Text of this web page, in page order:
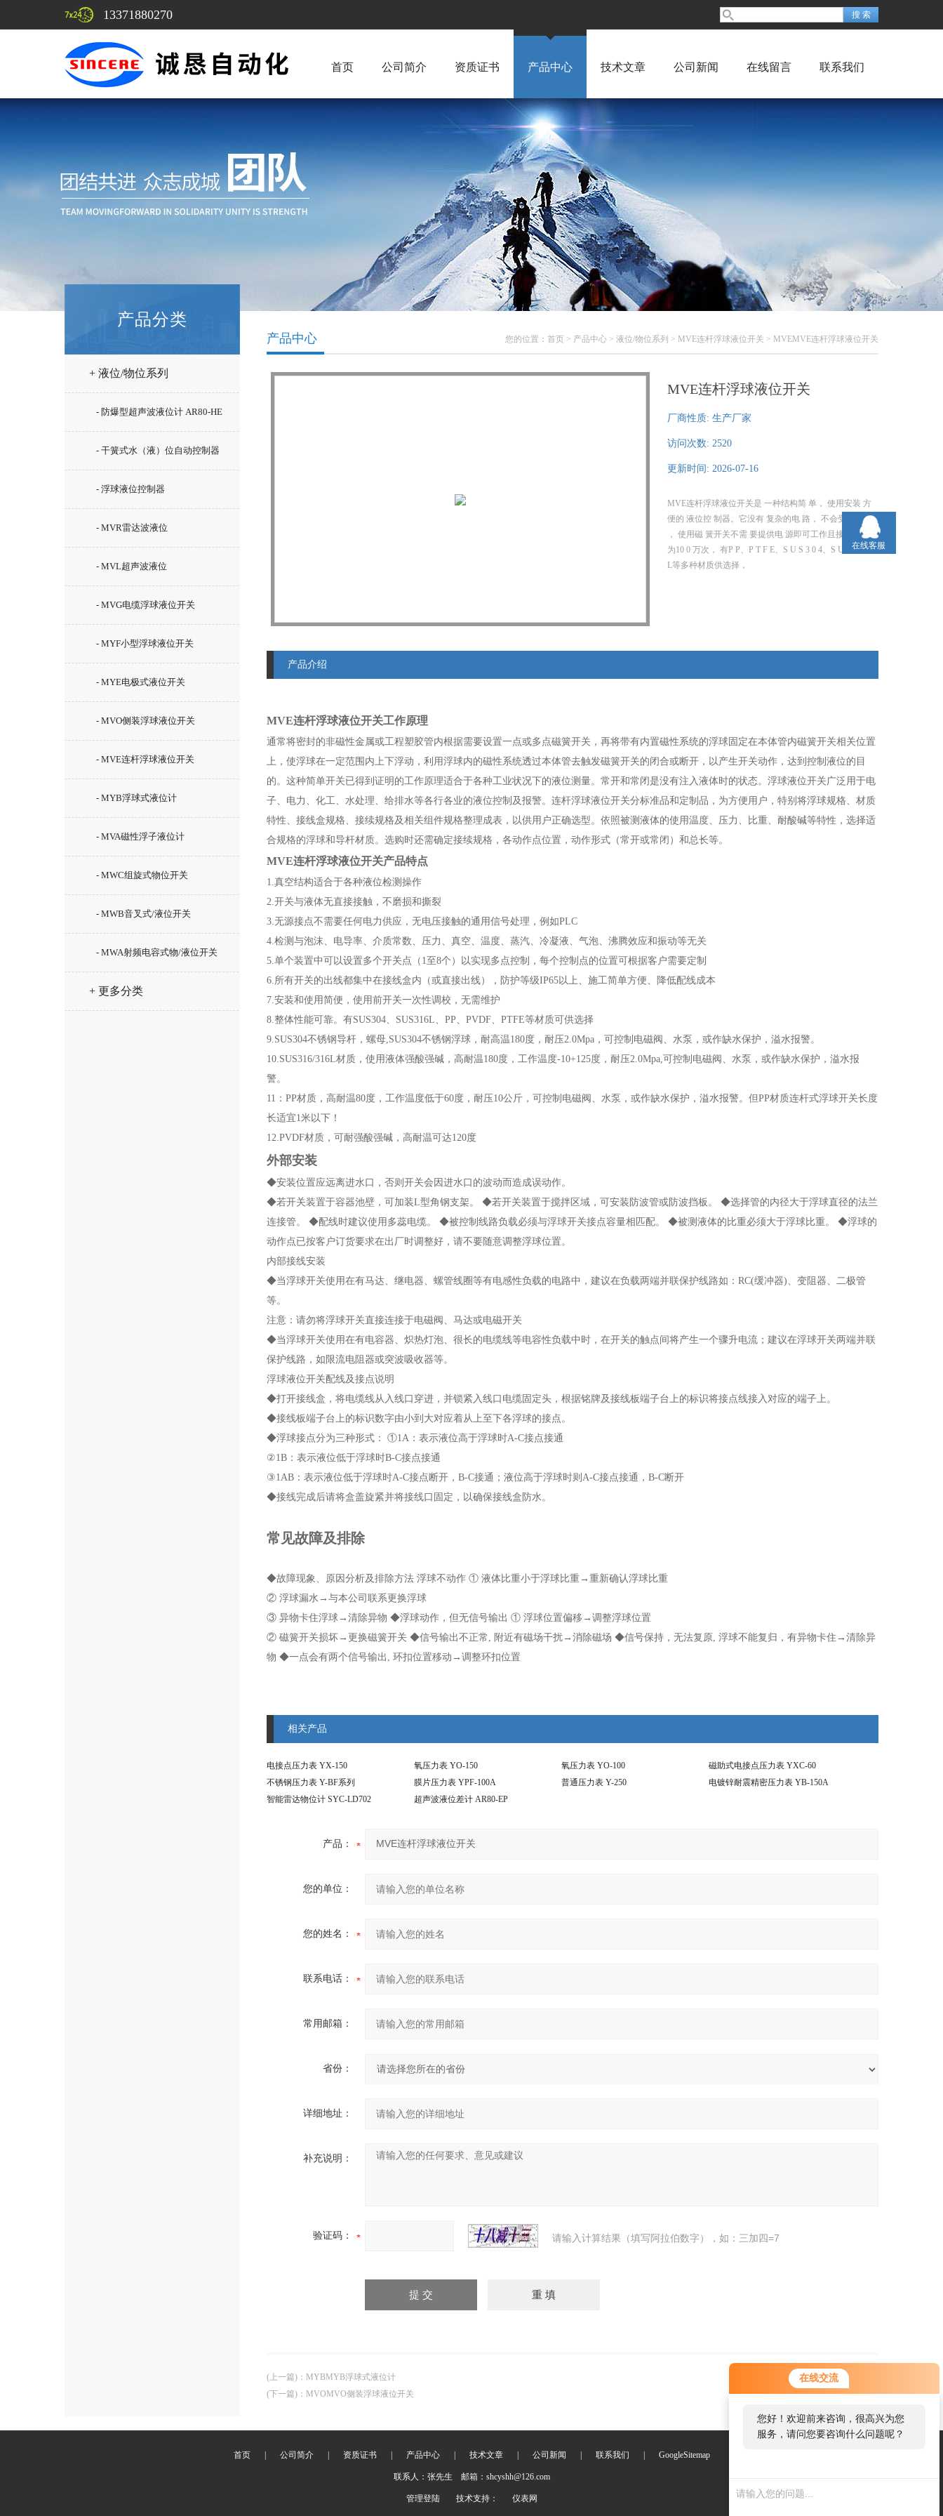
在线交流
您好！欢迎前来咨询，很高兴为您
服务，请问您要咨询什么问题呢？
13371880270
首页 公司简介 资质证书 产品中心 技术文章 公司新闻 在线留言 联系我们
产品分类
+ 液位/物位系列
- 防爆型超声波液位计 AR80-HE
- 干簧式水（液）位自动控制器
GSK系列
- 浮球液位控制器
- MVR雷达波液位
- MVL超声波液位
- MVG电缆浮球液位开关
- MYF小型浮球液位开关
- MYE电极式液位开关
- MVO侧装浮球液位开关
- MVE连杆浮球液位开关
- MYB浮球式液位计
- MVA磁性浮子液位计
- MWC组旋式物位开关
- MWB音叉式/液位开关
- MWA射频电容式物/液位开关
+ 更多分类
您的位置： 首页 > 产品中心 > 液位/物位系列 > MVE连杆浮球液位开关 > MVEMVE连杆浮球液位开关
产品中心
MVE连杆浮球液位开关
厂商性质: 生产厂家
访问次数: 2520
更新时间: 2026-07-16
MVE连杆浮球液位开关是 一种结构简 单， 使用安装 方
便的 液位控 制器。它没有 复杂的电 路， 不会受到 干扰
， 使用磁 簧开关不需 要提供电 源即可工作且接点 寿命
为10 0 万次， 有P P、P T F E、S U S 3 0 4、S U S 3 1 6
L等多种材质供选择，
产品介绍
MVE连杆浮球液位开关工作原理
通常将密封的非磁性金属或工程塑胶管内根据需要设置一点或多点磁簧开关，再将带有内置磁性系统的浮球固定在本体管内磁簧开关相关位置
上，使浮球在一定范围内上下浮动，利用浮球内的磁性系统透过本体管去触发磁簧开关的闭合或断开，以产生开关动作，达到控制液位的目
的。这种简单开关已得到证明的工作原理适合于各种工业状况下的液位测量。常开和常闭是没有注入液体时的状态。浮球液位开关广泛用于电
子、电力、化工、水处理、给排水等各行各业的液位控制及报警。连杆浮球液位开关分标准品和定制品，为方便用户，特别将浮球规格、材质
特性、接线盒规格、接续规格及相关组件规格整理成表，以供用户正确选型。依照被测液体的使用温度、压力、比重、耐酸碱等特性，选择适
合规格的浮球和导杆材质。选购时还需确定接续规格，各动作点位置，动作形式（常开或常闭）和总长等。
MVE连杆浮球液位开关产品特点
1.真空结构适合于各种液位检测操作
2.开关与液体无直接接触，不磨损和撕裂
3.无源接点不需要任何电力供应，无电压接触的通用信号处理，例如PLC
4.检测与泡沫、电导率、介质常数、压力、真空、温度、蒸汽、冷凝液、气泡、沸腾效应和振动等无关
5.单个装置中可以设置多个开关点（1至8个）以实现多点控制，每个控制点的位置可根据客户需要定制
6.所有开关的出线都集中在接线盒内（或直接出线），防护等级IP65以上、施工简单方便、降低配线成本
7.安装和使用简便，使用前开关一次性调校，无需维护
8.整体性能可靠。有SUS304、SUS316L、PP、PVDF、PTFE等材质可供选择
9.SUS304不锈钢导杆，螺母,SUS304不锈钢浮球，耐高温180度，耐压2.0Mpa，可控制电磁阀、水泵，或作缺水保护，溢水报警。
10.SUS316/316L材质，使用液体强酸强碱，高耐温180度，工作温度-10+125度，耐压2.0Mpa,可控制电磁阀、水泵，或作缺水保护，溢水报
警。
11：PP材质，高耐温80度，工作温度低于60度，耐压10公斤，可控制电磁阀、水泵，或作缺水保护，溢水报警。但PP材质连杆式浮球开关长度
长适宜1米以下！
12.PVDF材质，可耐强酸强碱，高耐温可达120度
外部安装
◆安装位置应远离进水口，否则开关会因进水口的波动而造成误动作。
◆若开关装置于容器池壁，可加装L型角钢支架。 ◆若开关装置于搅拌区域，可安装防波管或防波挡板。 ◆选择管的内径大于浮球直径的法兰
连接管。 ◆配线时建议使用多蕊电缆。 ◆被控制线路负载必须与浮球开关接点容量相匹配。 ◆被测液体的比重必须大于浮球比重。 ◆浮球的
动作点已按客户订货要求在出厂时调整好，请不要随意调整浮球位置。
内部接线安装
◆当浮球开关使用在有马达、继电器、螺管线圈等有电感性负载的电路中，建议在负载两端并联保护线路如：RC(缓冲器)、变阻器、二极管
等。
注意：请勿将浮球开关直接连接于电磁阀、马达或电磁开关
◆当浮球开关使用在有电容器、炽热灯泡、很长的电缆线等电容性负载中时，在开关的触点间将产生一个骤升电流；建议在浮球开关两端并联
保护线路，如限流电阻器或突波吸收器等。
浮球液位开关配线及接点说明
◆打开接线盒，将电缆线从入线口穿进，并锁紧入线口电缆固定头，根据铭牌及接线板端子台上的标识将接点线接入对应的端子上。
◆接线板端子台上的标识数字由小到大对应着从上至下各浮球的接点。
◆浮球接点分为三种形式： ①1A：表示液位高于浮球时A-C接点接通
②1B：表示液位低于浮球时B-C接点接通
③1AB：表示液位低于浮球时A-C接点断开，B-C接通；液位高于浮球时则A-C接点接通，B-C断开
◆接线完成后请将盒盖旋紧并将接线口固定，以确保接线盒防水。
常见故障及排除
◆故障现象、原因分析及排除方法 浮球不动作 ① 液体比重小于浮球比重→重新确认浮球比重
② 浮球漏水→与本公司联系更换浮球
③ 异物卡住浮球→清除异物 ◆浮球动作，但无信号输出 ① 浮球位置偏移→调整浮球位置
② 磁簧开关损坏→更换磁簧开关 ◆信号输出不正常, 附近有磁场干扰→消除磁场 ◆信号保持，无法复原, 浮球不能复归，有异物卡住→清除异
物 ◆一点会有两个信号输出, 环扣位置移动→调整环扣位置
相关产品
电接点压力表 YX-150 氧压力表 YO-150 氧压力表 YO-100
磁助式电接点压力表 YXC-60
不锈钢压力表 Y-BF系列
膜片压力表 YPF-100A 普通压力表 Y-250
电镀锌耐震精密压力表 YB-150A
智能雷达物位计 SYC-LD702
超声波液位差计 AR80-EP
产品：
您的单位：
您的姓名：
联系电话：
常用邮箱：
省份：
详细地址：
补充说明：
验证码： 请输入计算结果（填写阿拉伯数字），如：三加四=7
(上一篇) ： MYBMYB浮球式液位计
(下一篇) ： MVOMVO侧装浮球液位开关
首页 公司简介 资质证书 产品中心 技术文章 公司新闻 联系我们 GoogleSitemap
联系人：张先生 邮箱：shcyshh@126.com
管理登陆 技术支持： 仪表网
在线客服